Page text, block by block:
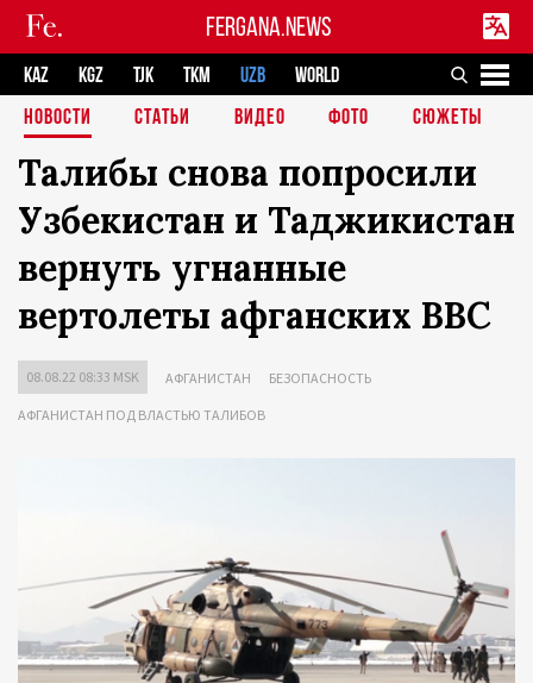
FERGANA.NEWS
KAZ KGZ TJK TKM UZB
WORLD
НОВОСТИ
СТАТЬИ ВИДЕО ФОТО СЮЖЕТЫ
Талибы снова попросили
Узбекистан и Таджикистан
вернуть угнанные
вертолеты афганских ВВС
08.08.22 08:33 MSK АФГАНИСТАН БЕЗОПАСНОСТЬ
АФГАНИСТАН ПОД ВЛАСТЬЮ ТАЛИБОВ